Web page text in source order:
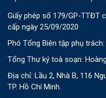
Giấy phép số 179/GP-TTĐT
cấp ngày 25/09/2020
Phó Tổng Biên tập phụ
Tổng Thư ký toà soạn:
Địa chỉ: Lầu 2, Nhà B, 116
TP. Hồ Chí Minh.